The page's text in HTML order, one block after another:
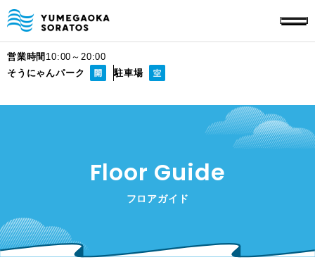
営業時間 10:00～20:00
そうにゃんパーク
駐車場
Floor Guide
フロアガイド